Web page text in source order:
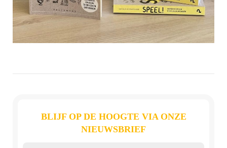
BLIJF OP DE HOOGTE VIA ONZE
NIEUWSBRIEF